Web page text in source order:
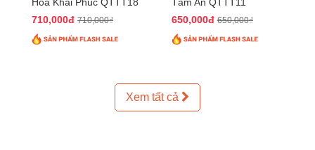
710,000đ 710,000₫
650,000đ 650,000₫
Xem tất cả